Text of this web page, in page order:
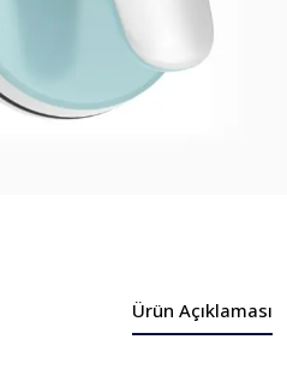
Ürün Açıklaması